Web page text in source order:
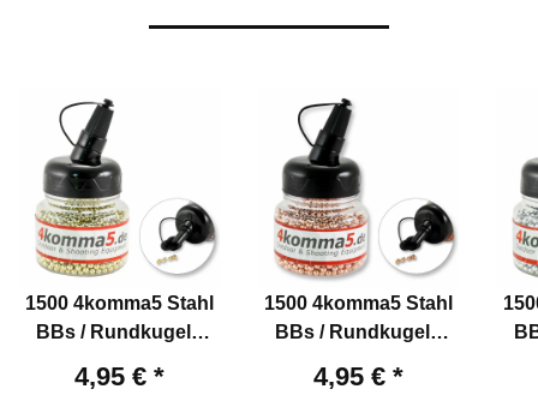
1500 4komma5 Stahl
BBs / Rundkugeln
Messing überzogen
4,95 € *
1500 4komma5 Stahl
BBs / Rundkugeln
verkupfert für Co2-
4,95 € *